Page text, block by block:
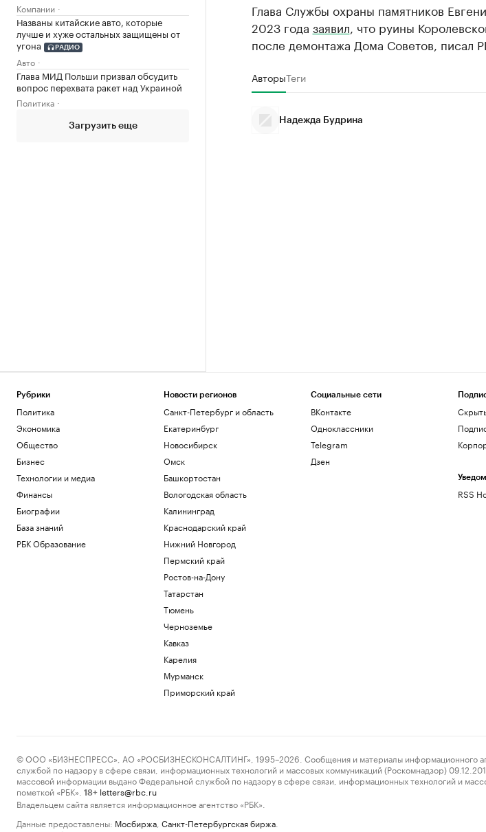
Компании
Названы китайские авто, которые
лучше и хуже остальных защищены от
угона
РАДИО
Авто
Глава МИД Польши призвал обсудить
вопрос перехвата ракет над Украиной
Политика
Загрузить еще
Глава Службы охраны памятников
2023 года заявил , что руины
после демонтажа Дома Советов, писал
АвторыТеги
Надежда Будрина
Рубрики
Политика
Экономика
Общество
Бизнес
Технологии и медиа
Финансы
Биографии
База знаний
РБК Образование
Новости регионов
Санкт-Петербург и область
Екатеринбург
Новосибирск
Омск
Башкортостан
Вологодская область
Калининград
Краснодарский край
Нижний Новгород
Пермский край
Ростов-на-Дону
Татарстан
Тюмень
Черноземье
Кавказ
Карелия
Мурманск
Приморский край
Социальные сети
ВКонтакте
Одноклассники
Telegram
Дзен
RSS
© ООО «БИЗНЕСПРЕСС», АО «РОСБИЗНЕСКОНСАЛТИНГ», 1995–2026. Сообщения и материалы информационного
службой по надзору в сфере связи, информационных технологий и массовых коммуникаций (Роскомнадзор)
массовой информации выдано Федеральной службой по надзору в сфере связи, информационных технологий и
пометкой «РБК».
18+ letters@rbc.ru
Владельцем сайта является информационное агентство «РБК».
Данные предоставлены: Мосбиржа Санкт-Петербургская биржа